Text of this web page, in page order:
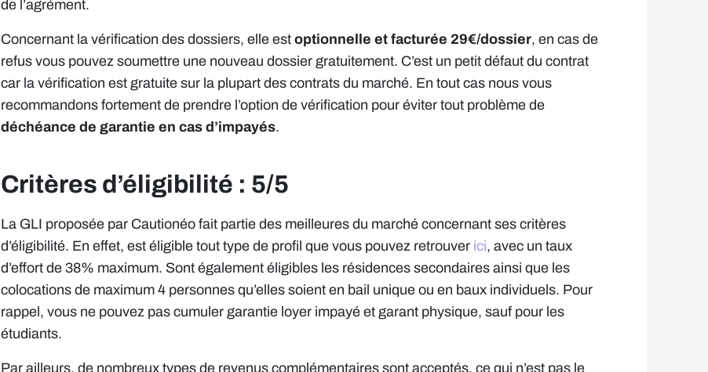
de l’agrément.
Concernant la vérification des dossiers, elle est optionnelle et facturée 29€/dossier, en cas de
refus vous pouvez soumettre une nouveau dossier gratuitement. C’est un petit défaut du contrat
car la vérification est gratuite sur la plupart des contrats du marché. En tout cas nous vous
recommandons fortement de prendre l’option de vérification pour éviter tout problème de
déchéance de garantie en cas d’impayés.
Critères d’éligibilité : 5/5
La GLI proposée par Cautionéo fait partie des meilleures du marché concernant ses critères
d’éligibilité. En effet, est éligible tout type de profil que vous pouvez retrouver ici, avec un taux
d’effort de 38% maximum. Sont également éligibles les résidences secondaires ainsi que les
colocations de maximum 4 personnes qu’elles soient en bail unique ou en baux individuels. Pour
rappel, vous ne pouvez pas cumuler garantie loyer impayé et garant physique, sauf pour les
étudiants.
Par ailleurs, de nombreux types de revenus complémentaires sont acceptés, ce qui n’est pas le